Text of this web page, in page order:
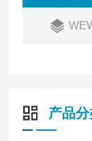
靠性好等特
属拉伸、
产品